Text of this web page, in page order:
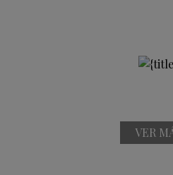
VER